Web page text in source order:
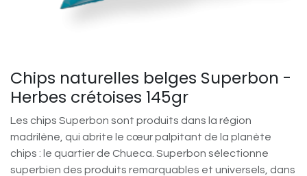
Chips naturelles belges Superbon -
Herbes crétoises 145gr
Les chips Superbon sont produits dans la région
madrilène, qui abrite le cœur palpitant de la planète
chips : le quartier de Chueca. Superbon sélectionne
superbien des produits remarquables et universels, dans